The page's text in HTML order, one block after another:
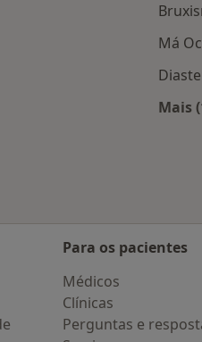
Má
Mais
Para os pacientes
Médicos
Clínicas
Perguntas e